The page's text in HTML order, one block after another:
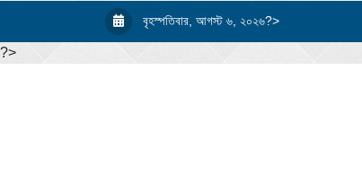
বৃহস্পতিবার, আগস্ট ৬, ২০২৬?>
?>